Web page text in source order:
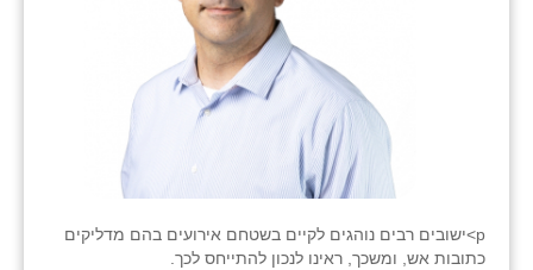
p>ישובים רבים נוהגים לקיים בשטחם אירועים בהם מדליקים
כתובות אש, ומשכך, ראינו לנכון להתייחס לכך.